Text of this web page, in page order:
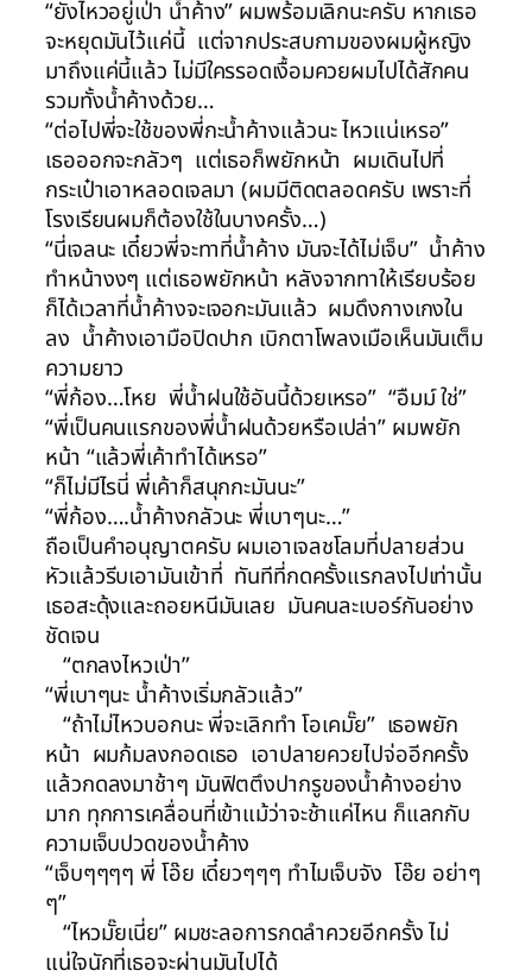
“ยังไหวอยู่เป่า น้ำค้าง” ผมพร้อมเลิกนะครับ หากเธอ
จะหยุดมันไว้แค่นี้ แต่จากประสบกามของผมผู้หญิง
มาถึงแค่นี้แล้ว ไม่มีใครรอดเงื้อมควยผมไปได้สักคน
รวมทั้งน้ำค้างด้วย…
“ต่อไปพี่จะใช้ของพี่กะน้ำค้างแล้วนะ ไหวแน่เหรอ”
เธอออกจะกลัวๆ แต่เธอก็พยักหน้า ผมเดินไปที่
กระเป๋าเอาหลอดเจลมา (ผมมีติดตลอดครับ เพราะที่
โรงเรียนผมก็ต้องใช้ในบางครั้ง…)
“นี่เจลนะ เดี๋ยวพี่จะทาที่น้ำค้าง มันจะได้ไม่เจ็บ” น้ำค้าง
ทำหน้างงๆ แต่เธอพยักหน้า หลังจากทาให้เรียบร้อย
ก็ได้เวลาที่น้ำค้างจะเจอกะมันแล้ว ผมดึงกางเกงใน
ลง น้ำค้างเอามือปิดปาก เบิกตาโพลงเมือเห็นมันเต็ม
ความยาว
“พี่ก้อง…โหย พี่น้ำฝนใช้อันนี้ด้วยเหรอ” “อืมม์ ใช่”
“พี่เป็นคนแรกของพี่น้ำฝนด้วยหรือเปล่า” ผมพยัก
หน้า “แล้วพี่เค้าทำได้เหรอ”
“ก็ไม่มีไรนี่ พี่เค้าก็สนุกกะมันนะ”
“พี่ก้อง….น้ำค้างกลัวนะ พี่เบาๆนะ…”
ถือเป็นคำอนุญาตครับ ผมเอาเจลชโลมที่ปลายส่วน
หัวแล้วรีบเอามันเข้าที่ ทันทีที่กดครั้งแรกลงไปเท่านั้น
เธอสะดุ้งและถอยหนีมันเลย มันคนละเบอร์กันอย่าง
ชัดเจน
“ตกลงไหวเป่า”
“พี่เบาๆนะ น้ำค้างเริ่มกลัวแล้ว”
“ถ้าไม่ไหวบอกนะ พี่จะเลิกทำ โอเคมั๊ย” เธอพยัก
หน้า ผมก้มลงกอดเธอ เอาปลายควยไปจ่ออีกครั้ง
แล้วกดลงมาช้าๆ มันฟิตตึงปากรูของน้ำค้างอย่าง
มาก ทุกการเคลื่อนที่เข้าแม้ว่าจะช้าแค่ไหน ก็แลกกับ
ความเจ็บปวดของน้ำค้าง
“เจ็บๆๆๆๆ พี่ โอ๊ย เดี๋ยวๆๆๆ ทำไมเจ็บจัง โอ๊ย อย่าๆ
ๆ”
“ไหวมั๊ยเนี่ย” ผมชะลอการกดลำควยอีกครั้ง ไม่
แน่ใจนักที่เธอจะผ่านมันไปได้